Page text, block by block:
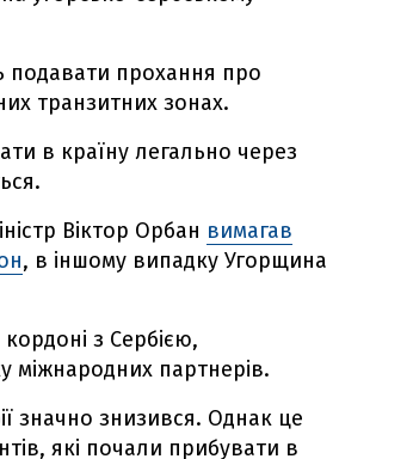
подавати прохання про
транзитних зонах.
в країну легально через
Віктор Орбан вимагав
, в іншому випадку Угорщина
з Сербією,
міжнародних партнерів.
значно знизився. Однак це
які почали прибувати в